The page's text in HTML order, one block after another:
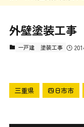
外壁塗装工
一戸建 塗装工事
三重県 四日市市